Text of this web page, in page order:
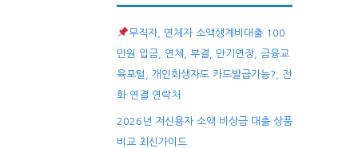
무직자, 연체자 소액생계비대출 100
만원 입금, 연체, 부결, 만기연장, 금융교
육포털, 개인회생자도 카드발급가능?, 전
화 연결 연락처
2026년 저신용자 소액 비상금 대출 상품
비교 최신가이드